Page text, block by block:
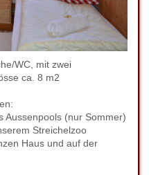
WC, mit zwei
ca. 8 m2
Aussenpools (nur Sommer)
Streichelzoo
Haus und auf der